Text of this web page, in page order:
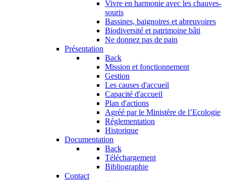
Vivre en harmonie avec les chauves-
souris
Bassines, baignoires et abreuvoires
Biodiversité et patrimoine bâti
Ne donnez pas de pain
Présentation
Back
Mission et fonctionnement
Gestion
Les causes d'accueil
Capacité d'accueil
Plan d'actions
Agréé par le Ministère de l’Ecologie
Réglementation
Historique
Documentation
Back
Téléchargement
Bibliographie
Contact